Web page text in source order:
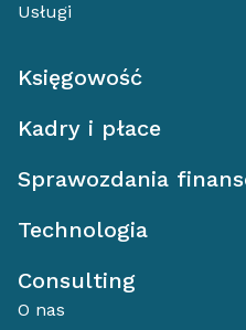
Usługi
Księgowość
Kadry i płace
Sprawozdania
Technologia
Consulting
O nas